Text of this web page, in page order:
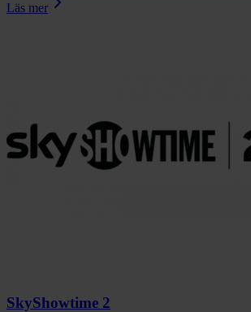
Läs mer
SkyShowtime 2